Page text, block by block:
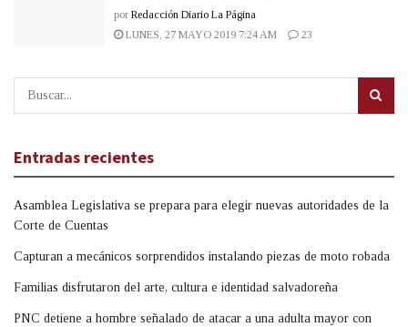
por Redacción Diario La Página
LUNES, 27 MAYO 2019 7:24 AM
23
Entradas recientes
Asamblea Legislativa se prepara para elegir nuevas autoridades de la
Corte de Cuentas
Capturan a mecánicos sorprendidos instalando piezas de moto robada
Familias disfrutaron del arte, cultura e identidad salvadoreña
PNC detiene a hombre señalado de atacar a una adulta mayor con